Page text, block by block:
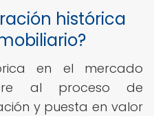
histórica
en el mercado
al proceso de
y puesta en valor